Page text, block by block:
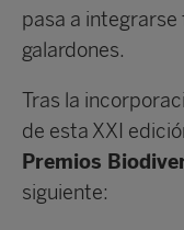
pasa a
galardones.
Tras la
de esta XXI
Premios
siguiente: